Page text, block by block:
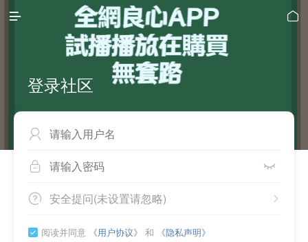
 
登录社区

 
 
安全提问(未设置请忽略)
 阅读并同意 《用户协议》 和 《隐私声明》